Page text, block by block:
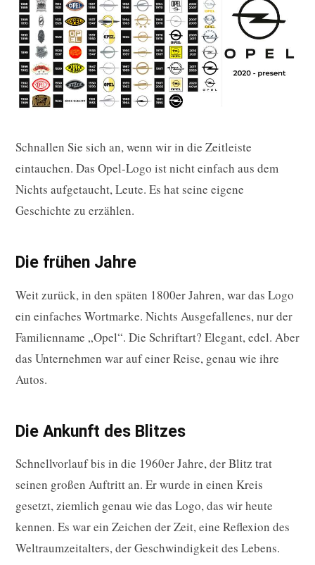
Schnallen Sie sich an, wenn wir in die Zeitleiste
eintauchen. Das Opel-Logo ist nicht einfach aus dem
Nichts aufgetaucht, Leute. Es hat seine eigene
Geschichte zu erzählen.
Die frühen Jahre
Weit zurück, in den späten 1800er Jahren, war das Logo
ein einfaches Wortmarke. Nichts Ausgefallenes, nur der
Familienname „Opel“. Die Schriftart? Elegant, edel. Aber
das Unternehmen war auf einer Reise, genau wie ihre
Autos.
Die Ankunft des Blitzes
Schnellvorlauf bis in die 1960er Jahre, der Blitz trat
seinen großen Auftritt an. Er wurde in einen Kreis
gesetzt, ziemlich genau wie das Logo, das wir heute
kennen. Es war ein Zeichen der Zeit, eine Reflexion des
Weltraumzeitalters, der Geschwindigkeit des Lebens.